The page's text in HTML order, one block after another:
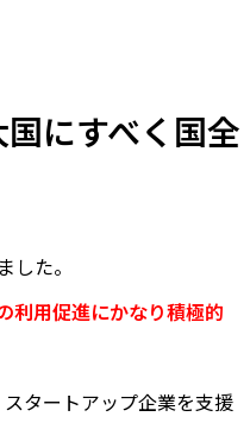
にすべく国全
した。
利用促進にかなり積極的
タートアップ企業を支援